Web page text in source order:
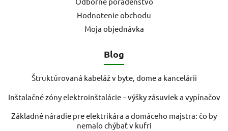
Hodnotenie obchodu
Moja objednávka
Blog
Štruktúrovaná kabeláž v byte, dome a kancelárii
Inštalačné zóny elektroinštalácie – výšky zásuviek a vypínačov
Základné náradie pre elektrikára a domáceho majstra: čo by
nemalo chýbať v kufri